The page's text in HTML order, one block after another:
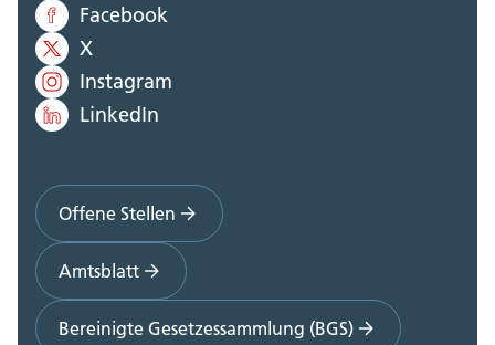
Facebook
X
Instagram
LinkedIn
Offene Stellen
Amtsblatt
Bereinigte Gesetzessammlung (BGS)